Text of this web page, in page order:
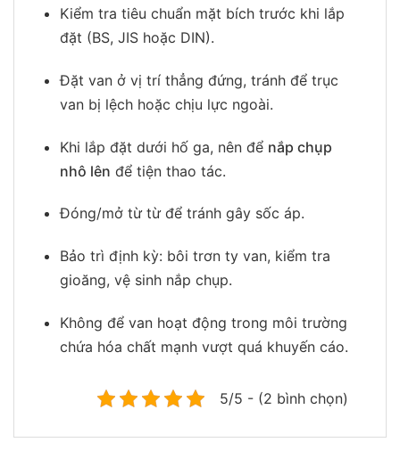
Kiểm tra tiêu chuẩn mặt bích trước khi lắp
đặt (BS, JIS hoặc DIN).
Đặt van ở vị trí thẳng đứng, tránh để trục
van bị lệch hoặc chịu lực ngoài.
Khi lắp đặt dưới hố ga, nên để nắp chụp
nhô lên để tiện thao tác.
Đóng/mở từ từ để tránh gây sốc áp.
Bảo trì định kỳ: bôi trơn ty van, kiểm tra
gioăng, vệ sinh nắp chụp.
Không để van hoạt động trong môi trường
chứa hóa chất mạnh vượt quá khuyến cáo.
5/5 - (2 bình chọn)